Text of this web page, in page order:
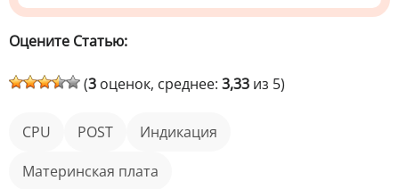
Оцените Статью:
(3 оценок, среднее: 3,33 из 5)
CPU POST
индикация
Материнская плата